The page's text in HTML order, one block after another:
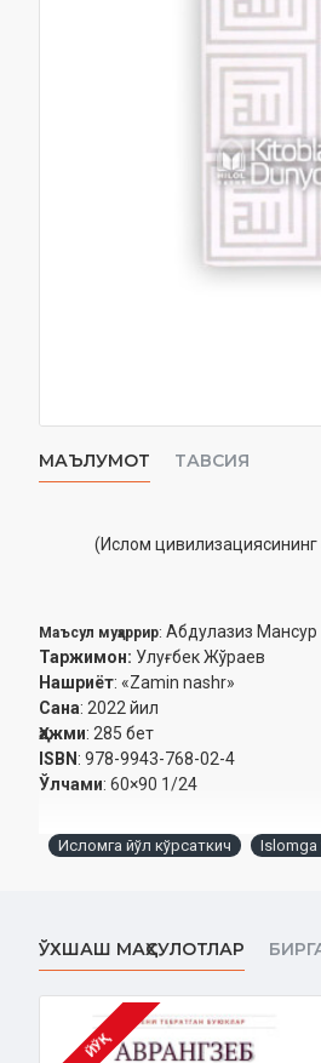
МАЪЛУМОТ ТАВСИЯ
(Ислом цивилизациясининг
Маъсул муҳаррир: Абдулазиз Мансур
Таржимон: Улуғбек Жўраев
Нашриёт: «Zamin nashr»
Сана: 2022 йил
Ҳажми: 285 бет
ISBN : 978-9943-768-02-4
Ўлчами: 60×90 1/24
Исломга йўл кўрсаткич Islomga
ЎХШАШ МАҲСУЛОТЛАР
ЙЎҚ